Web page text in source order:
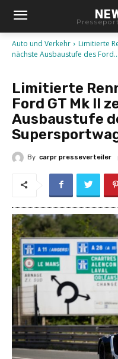
Auto und Verkehr
Limitierte
nächste Ausbaustufe des Ford...
Limitierte
Ford GT Mk II
Ausbaustufe
By carpr presseverteiler